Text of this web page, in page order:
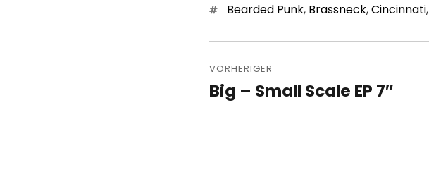
Schlagwörter
Bearded Punk, Brassneck,Cincinnati,
VORHERIGER
Vorheriger
Big – Small Scale EP 7″